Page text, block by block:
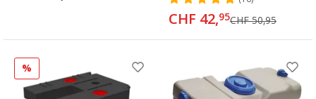
CHF 42,95CHF 50,95
%